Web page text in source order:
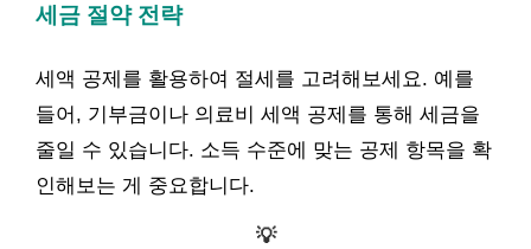
세금 절약 전략
세액 공제를 활용하여 절세를 고려해보세요. 예를
들어, 기부금이나 의료비 세액 공제를 통해 세금을
줄일 수 있습니다. 소득 수준에 맞는 공제 항목을 확
인해보는 게 중요합니다.
💡